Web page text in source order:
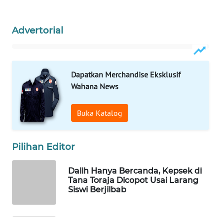
Advertorial
Dapatkan Merchandise Eksklusif
Wahana News
Buka Katalog
Pilihan Editor
Dalih Hanya Bercanda, Kepsek di
Tana Toraja Dicopot Usai Larang
Siswi Berjilbab
WN
LIKUPANG
WN
LABUANBAJO
WN
BORNEO
Group